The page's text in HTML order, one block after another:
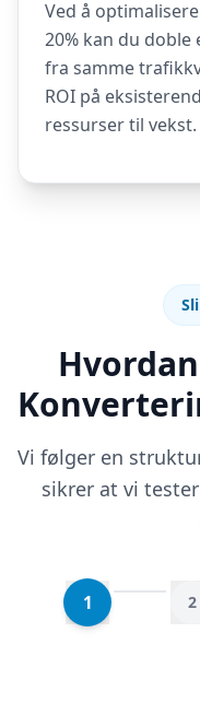
Ved å
20% kan du
fra samme
ROI på
ressurser til vekst.
Vi følger en
sikrer at vi
1 2